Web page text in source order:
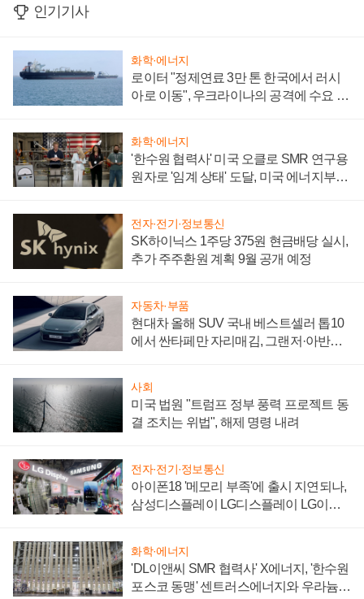
인기기사
화학·에너지
로이터 "정제연료 3만 톤 한국에서 러시
아로 이동", 우크라이나의 공격에 수요 늘
화학·에너지
'한수원 협력사' 미국 오클로 SMR 연구용
원자로 '임계 상태' 도달, 미국 에너지부
전자·전기·정보통신
SK하이닉스 1주당 375원 현금배당 실시,
추가 주주환원 계획 9월 공개 예정
자동차·부품
현대차 올해 SUV 국내 베스트셀러 톱10
에서 싼타페만 자리매김, 그랜저·아반떼
사회
미국 법원 "트럼프 정부 풍력 프로젝트 동
결 조치는 위법", 해제 명령 내려
전자·전기·정보통신
아이폰18 '메모리 부족'에 출시 지연되나,
삼성디스플레이 LG디스플레이 LG이노
화학·에너지
'DL이앤씨 SMR 협력사' X에너지, '한수원
포스코 동맹' 센트러스에너지와 우라늄